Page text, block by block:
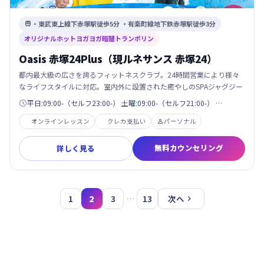
 ・東武東上線下赤塚駅徒歩5分 ・有楽町線地下鉄赤塚駅徒歩3分
オリジナルホットヨガヨガ暗闇トランポリン
Oasis 赤塚24Plus（現ルネサンス 赤塚24）
都内最大級の広さを誇るフィットネスクラブ。24時間営業により様々
なライフスタイルに対応。室内外に設置された癒やしのSPAジャグジー
平日:09:00-（セルフ23:00-） 土曜:09:00-（セルフ21:00-） …
オンラインレッスン クレカ支払い パーソナル
詳しく見る 無料カウンセリング
1 2 3 … 13 次へ 